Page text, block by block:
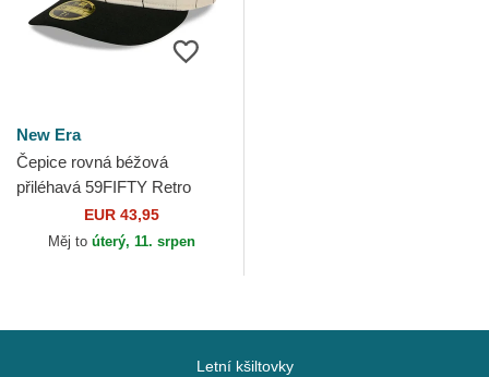
New Era
Čepice rovná béžová
přiléhavá 59FIFTY Retro
Crown Linen Chicago White
Sox MLB New Era
EUR 43,95
Měj to úterý, 11. srpen
Letní kšiltovky